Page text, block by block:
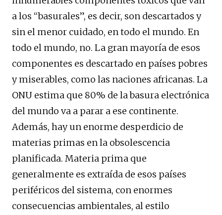
a los “basurales”, es decir, son descartados y
sin el menor cuidado, en todo el mundo. En
todo el mundo, no. La gran mayoría de esos
componentes es descartado en países pobres
y miserables, como las naciones africanas. La
ONU estima que 80% de la basura electrónica
del mundo va a parar a ese continente.
Además, hay un enorme desperdicio de
materias primas en la obsolescencia
planificada. Materia prima que
generalmente es extraída de esos países
periféricos del sistema, con enormes
consecuencias ambientales, al estilo